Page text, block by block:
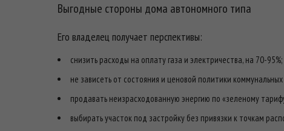
Выгодные стороны дома автономного типа
Его владелец получает перспективы:
снизить расходы на оплату газа и электричества, на 70-95%;
не зависеть от состояния и ценовой политики
продавать неизрасходованную энергию по «зеленому
выбирать участок под застройку без привязки к точкам